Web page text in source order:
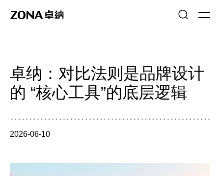
卓纳：对比法则是品牌设计
的 “核心工具”的底层逻辑
2026-06-10